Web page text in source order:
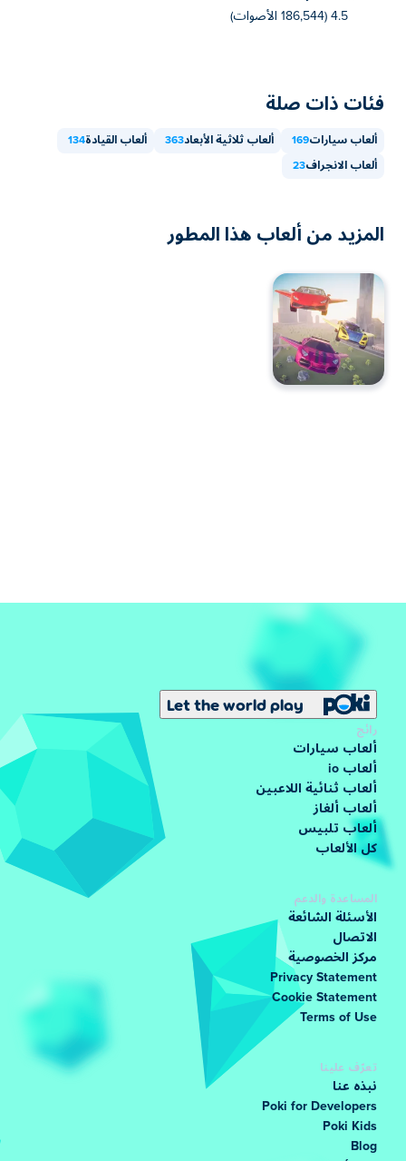
4.5 (186,544 الأصوات)
فئات ذات صلة
ألعاب سيارات169 ألعاب ثلاثية الأبعاد363 ألعاب القيادة134
ألعاب الانجراف23
المزيد من ألعاب هذا المطور
Let the world play
رائج
ألعاب سيارات
ألعاب io
ألعاب ثنائية اللاعبين
ألعاب ألغاز
ألعاب تلبيس
كل الألعاب
المساعدة والدعم
الأسئلة الشائعة
الاتصال
مركز الخصوصية
Privacy Statement
Cookie Statement
Terms of Use
تعرّف علينا
نبذه عنا
Poki for Developers
Poki Kids
Blog